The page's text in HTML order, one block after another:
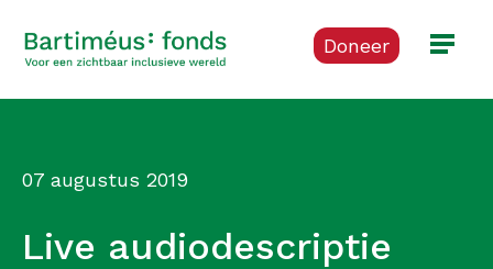
Doneer
Live audiodescriptie
07 augustus 2019